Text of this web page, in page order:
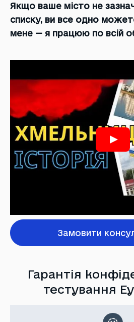
Якщо ваше місто не
списку, ви все одно
мене — я працюю по всій
Замовити
Гарантія
тестування